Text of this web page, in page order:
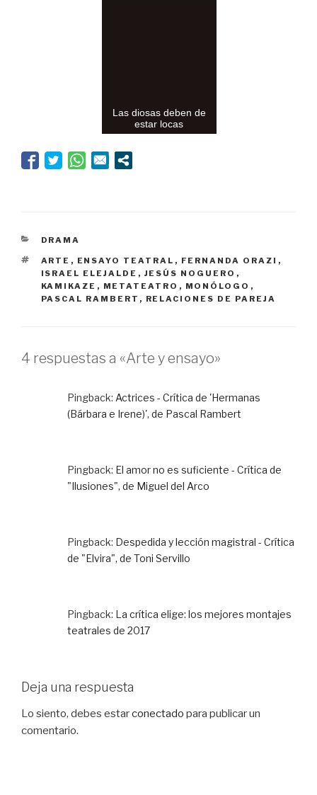
Las diosas deben de
estar locas
CATEGORÍAS
DRAMA
ETIQUETAS
ARTE , ENSAYO TEATRAL , FERNANDA ORAZI ,
ISRAEL ELEJALDE , JESÚS NOGUERO ,
KAMIKAZE , METATEATRO , MONÓLOGO ,
PASCAL RAMBERT , RELACIONES DE PAREJA
4 respuestas a «Arte y ensayo»
Pingback: Actrices - Crítica de 'Hermanas
(Bárbara e Irene)', de Pascal Rambert
Pingback: El amor no es suficiente - Crítica de
"Ilusiones", de Miguel del Arco
Pingback: Despedida y lección magistral - Crítica
de "Elvira", de Toni Servillo
Pingback: La crítica elige: los mejores montajes
teatrales de 2017
Deja una respuesta
Lo siento, debes estarconectado para publicar un
comentario.